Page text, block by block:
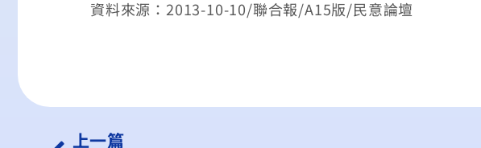
資料來源：2013-10-10/聯合報/A15版/民意論壇
上一篇